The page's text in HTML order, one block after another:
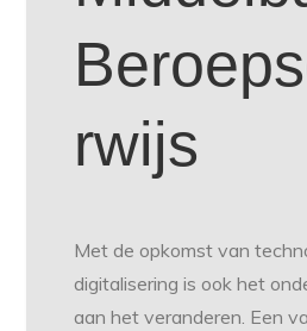
rwijs
Met de opkomst van
digitalisering is ook het
aan het veranderen. Een